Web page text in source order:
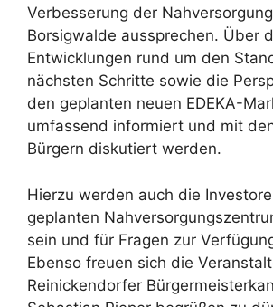
Verbesserung der
Borsigwalde aussprechen. Über
Entwicklungen rund um den
nächsten Schritte sowie die
den geplanten neuen EDEKA-
umfassend informiert und mit
Bürgern diskutiert werden.
Hierzu werden auch die
geplanten
sein und für Fragen zur
Ebenso freuen sich die
Reinickendorfer